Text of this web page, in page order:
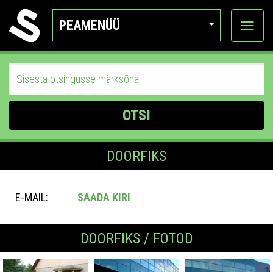
PEAMENÜÜ
Ava
OTSI
DOORFIKS
E-MAIL: SAADA KIRI
DOORFIKS / FOTOD